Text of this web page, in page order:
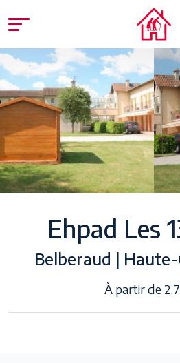
Ehpad Les
Belberaud |
À partir de